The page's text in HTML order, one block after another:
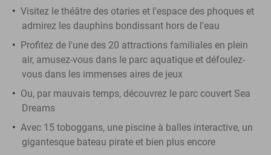
Visitez le théâtre des otaries et l'espace des phoques et
admirez les dauphins bondissant hors de l'eau
Profitez de l'une des 20 attractions familiales en plein
air, amusez-vous dans le parc aquatique et défoulez-
vous dans les immenses aires de jeux
Ou, par mauvais temps, découvrez le parc couvert Sea
Dreams
Avec 15 toboggans, une piscine à balles interactive, un
gigantesque bateau pirate et bien plus encore